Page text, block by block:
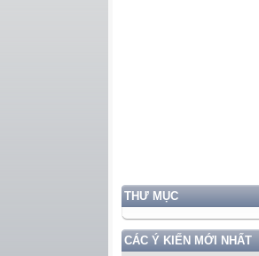
THƯ MỤC
CÁC Ý KIẾN MỚI NHẤT